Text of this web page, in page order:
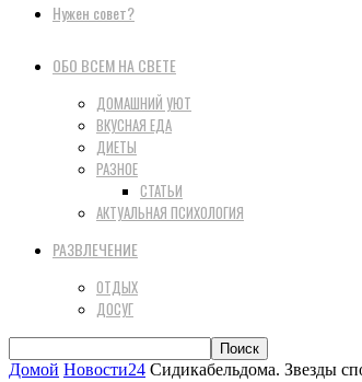
Нужен совет?
ОБО ВСЕМ НА СВЕТЕ
ДОМАШНИЙ УЮТ
ВКУСНАЯ ЕДА
ДИЕТЫ
РАЗНОЕ
СТАТЬИ
АКТУАЛЬНАЯ ПСИХОЛОГИЯ
РАЗВЛЕЧЕНИЕ
ОТДЫХ
ДОСУГ
Домой Новости24 Сидикабельдома. Звезды